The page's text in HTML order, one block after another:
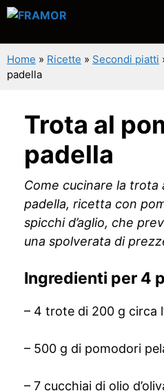
Vai
contenuto
Home » Ricette » Secondi piatti
padella
Trota al
padella
Come cucinare la trota
padella, ricetta con
spicchi d’aglio, che
una spolverata di
Ingredienti per 4
– 4 trote di 200 g circa
– 500 g di pomodori
– 7 cucchiai di olio